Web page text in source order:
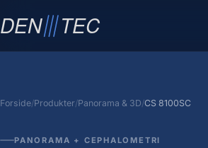
Forside Produkter Panorama & 3D CS 8100SC
PANORAMA + CEPHALOMETRI